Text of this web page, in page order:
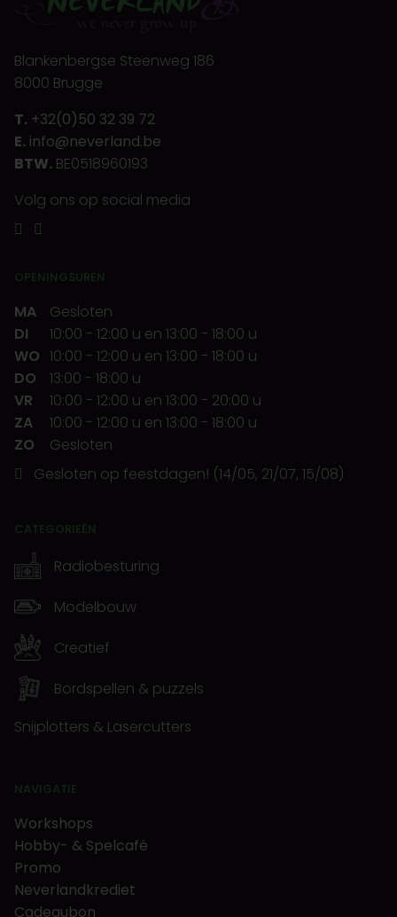
Blankenbergse Steenweg 186
8000 Brugge
T. +32(0)50 32 39 72
E. info@neverland.be
BTW. BE0518960193
Volg ons op social media
OPENINGSUREN
MA
Gesloten
DI
10:00 - 12:00 u en 13:00 - 18:00 u
WO 10:00 - 12:00 u en 13:00 - 18:00 u
DO
13:00 - 18:00 u
VR
10:00 - 12:00 u en 13:00 - 20:00 u
ZA
10:00 - 12:00 u en 13:00 - 18:00 u
ZO
Gesloten
Gesloten op feestdagen! (14/05, 21/07, 15/08)
CATEGORIEËN
Radiobesturing
Modelbouw
Creatief
Bordspellen & puzzels
Snijplotters & Lasercutters
NAVIGATIE
Workshops
Hobby- & Spelcafé
Promo
Neverlandkrediet
Cadeaubon